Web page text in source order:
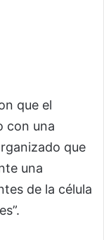
que el
con una
que
una
de la célula